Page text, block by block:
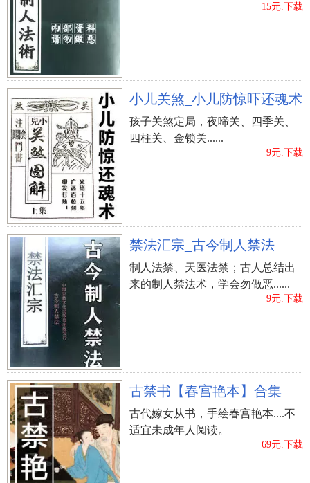
者，主子孙后代久年病之克应。
四、墓牌颜色黯淡者，主子孙后代运势较不如意，
且穴内易有冰满棺之状况。
五、墓牌倒陷、埋入土中者，主子孙后代不和睦、
杂乱无章，且易出颠狂(神经分裂)的人。
六、墓牌上面有鸟禽在其上粪泄者，要立刻清除整
洁，不然子孙后代会出现头疼之克应。
七、墓牌所有变成暗灰黑色者，主子孙后代运势不
顺遂，工作也会遭受阻拦，劳心劳力。
15元.下载
小儿关煞_小儿防惊吓还魂术
孩子关煞定局，夜啼关、四季关、
四柱关、金锁关......
9元.下载
禁法汇宗_古今制人禁法
制人法禁、天医法禁；古人总结出
来的制人禁法术，学会勿做恶......
9元.下载
古禁书【春宫艳本】合集
古代嫁女从书，手绘春宫艳本....不
适宜未成年人阅读。
69元.下载